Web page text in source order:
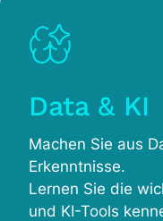
Data & KI
Machen Sie aus
Erkenntnisse.
Lernen Sie die
und KI-Tools